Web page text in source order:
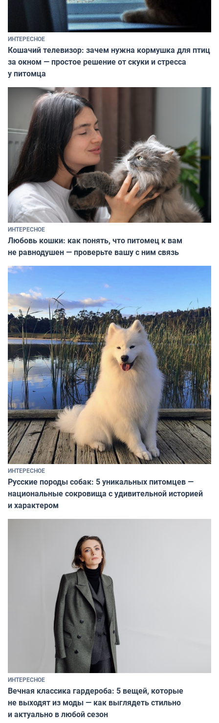
ИНТЕРЕСНОЕ
Кошачий телевизор: зачем нужна кормушка для птиц
за окном — простое решение от скуки и стресса
у питомца
ИНТЕРЕСНОЕ
Любовь кошки: как понять, что питомец к вам
не равнодушен — проверьте вашу с ним связь
ИНТЕРЕСНОЕ
Русские породы собак: 5 уникальных питомцев —
национальные сокровища с удивительной историей
и характером
ИНТЕРЕСНОЕ
Вечная классика гардероба: 5 вещей, которые
не выходят из моды — как выглядеть стильно
и актуально в любой сезон